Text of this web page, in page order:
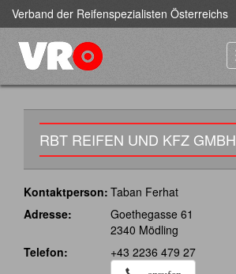
Verband der Reifenspezialisten Österreichs
RBT REIFEN UND KFZ GMBH
Kontaktperson: Taban Ferhat
Adresse:
Goethegasse 61
2340 Mödling
Telefon:
+43 2236 479 27